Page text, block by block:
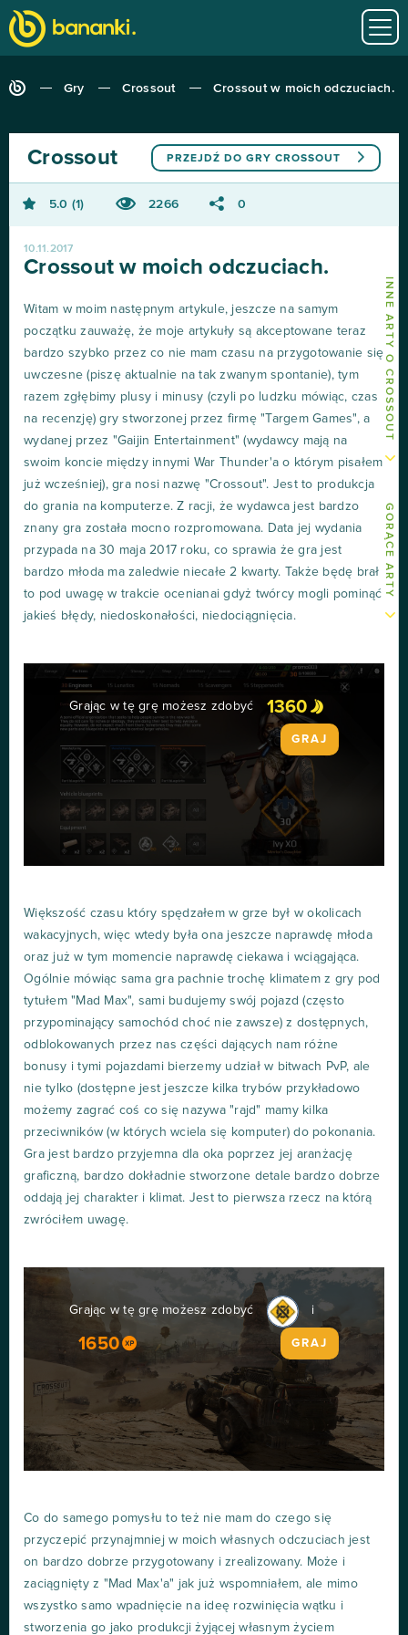
Gry Crossout Crossout w moich odczuciach.
INNE ARTY O CROSSOUT
GORĄCE ARTY
PRZEJDŹ DO GRY CROSSOUT
Crossout
5.0 1 2266 0
10.11.2017
Crossout w moich odczuciach.
Witam w moim następnym artykule, jeszcze na samym
początku zauważę, że moje artykuły są akceptowane teraz
bardzo szybko przez co nie mam czasu na przygotowanie się
uwczesne (piszę aktualnie na tak zwanym spontanie), tym
razem zgłębimy plusy i minusy (czyli po ludzku mówiąc, czas
na recenzję) gry stworzonej przez firmę "Targem Games", a
wydanej przez "Gaijin Entertainment" (wydawcy mają na
swoim koncie między innymi War Thunder'a o którym pisałem
już wcześniej), gra nosi nazwę "Crossout". Jest to produkcja
do grania na komputerze. Z racji, że wydawca jest bardzo
znany gra została mocno rozpromowana. Data jej wydania
przypada na 30 maja 2017 roku, co sprawia że gra jest
bardzo młoda ma zaledwie niecałe 2 kwarty. Także będę brał
to pod uwagę w trakcie ocenianai gdyż twórcy mogli pominąć
jakieś błędy, niedoskonałości, niedociągnięcia.
Grając w tę grę możesz zdobyć 1360
GRAJ
Większość czasu który spędzałem w grze był w okolicach
wakacyjnych, więc wtedy była ona jeszcze naprawdę młoda
oraz już w tym momencie naprawdę ciekawa i wciągająca.
Ogólnie mówiąc sama gra pachnie trochę klimatem z gry pod
tytułem "Mad Max", sami budujemy swój pojazd (często
przypominający samochód choć nie zawsze) z dostępnych,
odblokowanych przez nas części dających nam różne
bonusy i tymi pojazdami bierzemy udział w bitwach PvP, ale
nie tylko (dostępne jest jeszcze kilka trybów przykładowo
możemy zagrać coś co się nazywa "rajd" mamy kilka
przeciwników (w których wciela się komputer) do pokonania.
Gra jest bardzo przyjemna dla oka poprzez jej aranżację
graficzną, bardzo dokładnie stworzone detale bardzo dobrze
oddają jej charakter i klimat. Jest to pierwsza rzecz na którą
zwróciłem uwagę.
Grając w tę grę możesz zdobyć i
1650 GRAJ
Co do samego pomysłu to też nie mam do czego się
przyczepić przynajmniej w moich własnych odczuciach jest
on bardzo dobrze przygotowany i zrealizowany. Może i
zaciągnięty z "Mad Max'a" jak już wspomniałem, ale mimo
wszystko samo wpadnięcie na ideę rozwinięcia wątku i
stworzenia go jako produkcji żyjącej własnym życiem